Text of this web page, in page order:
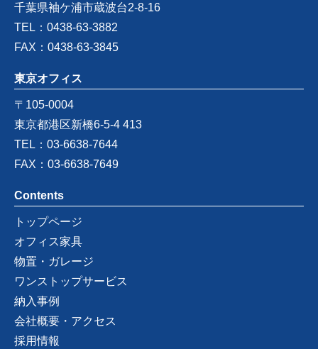
千葉県袖ケ浦市蔵波台2-8-16
TEL：0438-63-3882
FAX：0438-63-3845
東京オフィス
〒105-0004
東京都港区新橋6-5-4 413
TEL：03-6638-7644
FAX：03-6638-7649
Contents
トップページ
オフィス家具
物置・ガレージ
ワンストップサービス
納入事例
会社概要・アクセス
採用情報